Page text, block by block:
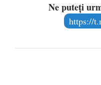
Ne puteți
https://